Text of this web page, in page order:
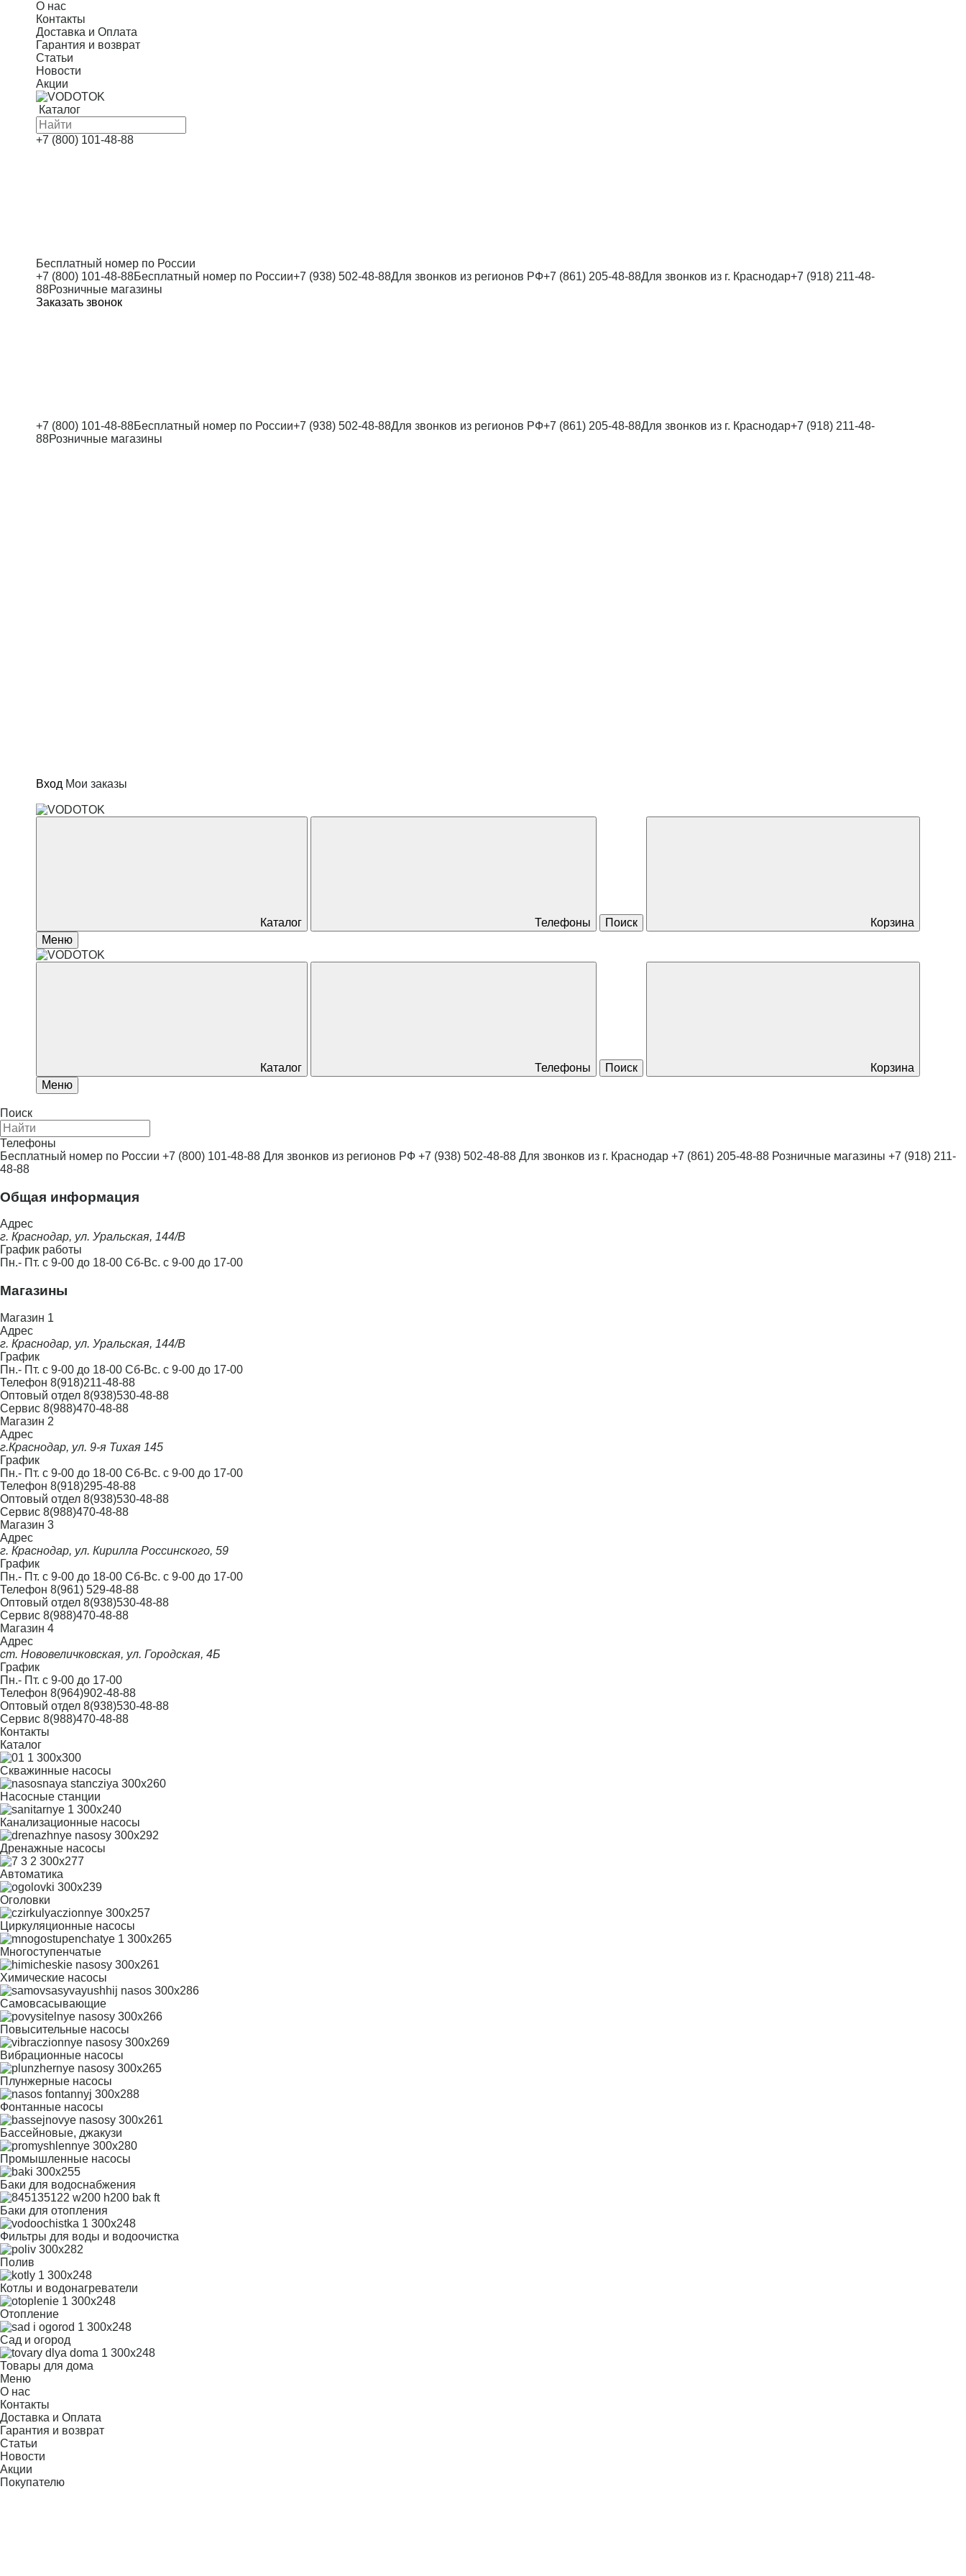
О нас
Контакты
Доставка и Оплата
Гарантия и возврат
Статьи
Новости
Акции
Каталог
+7 (800) 101-48-88
Бесплатный номер по России
+7 (800) 101-48-88Бесплатный номер по России+7 (938) 502-48-88Для звонков из регионов РФ+7 (861) 205-48-88Для звонков из г. Краснодар+7 (918) 211-48-
88Розничные магазины
Заказать звонок
+7 (800) 101-48-88Бесплатный номер по России+7 (938) 502-48-88Для звонков из регионов РФ+7 (861) 205-48-88Для звонков из г. Краснодар+7 (918) 211-48-
88Розничные магазины
Вход Мои заказы
Автоматика
Оголовки
Повысительные насосы
Вибрационные насосы
Плунжерные насосы
Бассейновые, джакузи
Баки для водоснабжения
Котлы и водонагреватели
Отопление
Сад и огород
Каталог Телефоны Поиск
Корзина
Меню
Каталог Телефоны Поиск
Корзина
Меню
Поиск
Телефоны
Бесплатный номер по России +7 (800) 101-48-88 Для звонков из регионов РФ +7 (938) 502-48-88 Для звонков из г. Краснодар +7 (861) 205-48-88 Розничные магазины +7 (918) 211-
48-88
Общая информация
Адрес
г. Краснодар, ул. Уральская, 144/В
График работы
Пн.- Пт. с 9-00 до 18-00 Сб-Вс. с 9-00 до 17-00
Магазины
Магазин 1
Адрес
г. Краснодар, ул. Уральская, 144/В
График
Пн.- Пт. с 9-00 до 18-00 Сб-Вс. с 9-00 до 17-00
Телефон 8(918)211-48-88
Оптовый отдел 8(938)530-48-88
Сервис 8(988)470-48-88
Магазин 2
Адрес
г.Краснодар, ул. 9-я Тихая 145
График
Пн.- Пт. с 9-00 до 18-00 Сб-Вс. с 9-00 до 17-00
Телефон 8(918)295-48-88
Оптовый отдел 8(938)530-48-88
Сервис 8(988)470-48-88
Магазин 3
Адрес
г. Краснодар, ул. Кирилла Россинского, 59
График
Пн.- Пт. с 9-00 до 18-00 Сб-Вс. с 9-00 до 17-00
Телефон 8(961) 529-48-88
Оптовый отдел 8(938)530-48-88
Сервис 8(988)470-48-88
Магазин 4
Адрес
ст. Нововеличковская, ул. Городская, 4Б
График
Пн.- Пт. с 9-00 до 17-00
Телефон 8(964)902-48-88
Оптовый отдел 8(938)530-48-88
Сервис 8(988)470-48-88
Контакты
Каталог
Скважинные насосы
Насосные станции
Канализационные насосы
Дренажные насосы
Автоматика
Оголовки
Циркуляционные насосы
Многоступенчатые
Химические насосы
Самовсасывающие
Повысительные насосы
Вибрационные насосы
Плунжерные насосы
Фонтанные насосы
Бассейновые, джакузи
Промышленные насосы
Баки для водоснабжения
Баки для отопления
Фильтры для воды и водоочистка
Полив
Котлы и водонагреватели
Отопление
Сад и огород
Товары для дома
Меню
О нас
Контакты
Доставка и Оплата
Гарантия и возврат
Статьи
Новости
Акции
Покупателю